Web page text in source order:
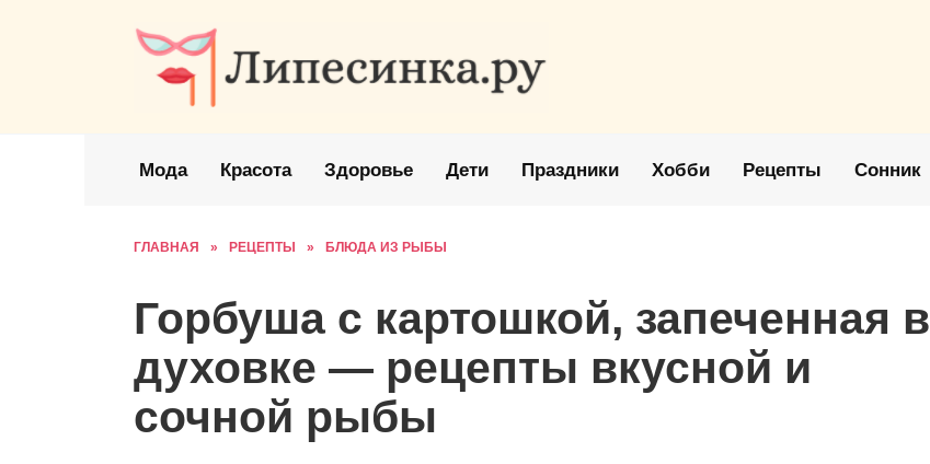
Мода Красота Здоровье Дети Праздники Хобби Рецепты Сонник
ГЛАВНАЯ » РЕЦЕПТЫ » БЛЮДА ИЗ РЫБЫ
Горбуша с картошкой, запеченная в
духовке — рецепты вкусной и
сочной рыбы